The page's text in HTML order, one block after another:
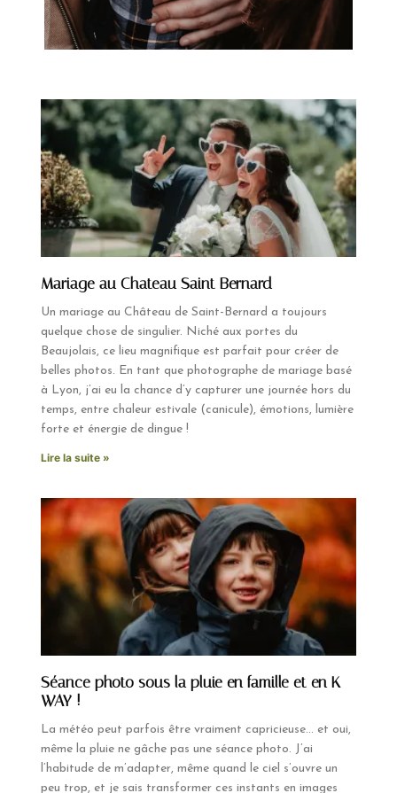
Mariage au Chateau Saint Bernard
Un mariage au Château de Saint-Bernard a toujours
quelque chose de singulier. Niché aux portes du
Beaujolais, ce lieu magnifique est parfait pour créer de
belles photos. En tant que photographe de mariage basé
à Lyon, j’ai eu la chance d’y capturer une journée hors du
temps, entre chaleur estivale (canicule), émotions, lumière
forte et énergie de dingue !
Lire la suite »
Séance photo sous la pluie en famille et en K-
WAY !
La météo peut parfois être vraiment capricieuse… et oui,
même la pluie ne gâche pas une séance photo. J’ai
l’habitude de m’adapter, même quand le ciel s’ouvre un
peu trop, et je sais transformer ces instants en images